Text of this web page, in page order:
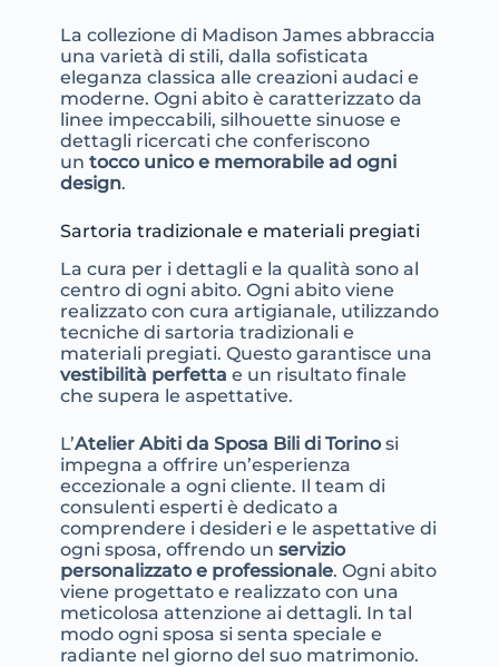
La collezione di Madison James abbraccia
una varietà di stili, dalla sofisticata
eleganza classica alle creazioni audaci e
moderne. Ogni abito è caratterizzato da
linee impeccabili, silhouette sinuose e
dettagli ricercati che conferiscono
un tocco unico e memorabile ad ogni
design.
Sartoria tradizionale e materiali pregiati
La cura per i dettagli e la qualità sono al
centro di ogni abito. Ogni abito viene
realizzato con cura artigianale, utilizzando
tecniche di sartoria tradizionali e
materiali pregiati. Questo garantisce una
vestibilità perfetta e un risultato finale
che supera le aspettative.
L’Atelier Abiti da Sposa Bili di Torinosi
impegna a offrire un’esperienza
eccezionale a ogni cliente. Il team di
consulenti esperti è dedicato a
comprendere i desideri e le aspettative di
ogni sposa, offrendo un servizio
personalizzato e professionale. Ogni abito
viene progettato e realizzato con una
meticolosa attenzione ai dettagli. In tal
modo ogni sposa si senta speciale e
radiante nel giorno del suo matrimonio.